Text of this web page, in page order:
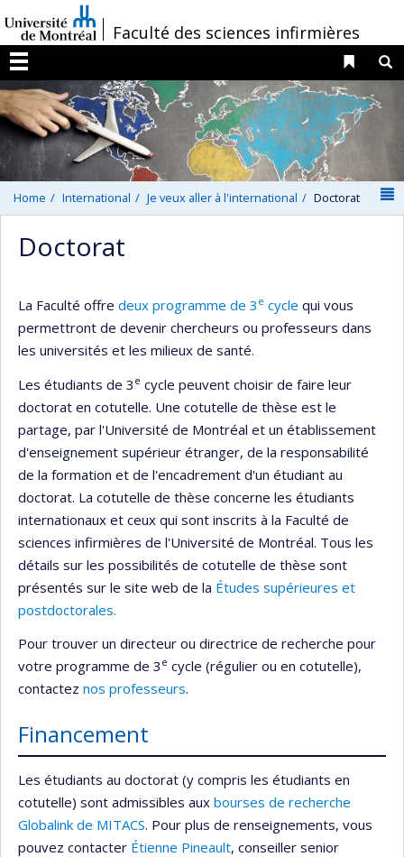
au
contenu
/Faculté des sciences infirmières
Menu
Liens
Home International Je veux aller à l'international Doctorat
Doctorat
La Faculté offre deux programme de 3 e cycle qui vous
permettront de devenir chercheurs ou professeurs dans
les universités et les milieux de santé.
Les étudiants de 3 e cycle peuvent choisir de faire leur
doctorat en cotutelle. Une cotutelle de thèse est le
partage, par l'Université de Montréal et un établissement
d'enseignement supérieur étranger, de la responsabilité
de la formation et de l'encadrement d'un étudiant au
doctorat. La cotutelle de thèse concerne les étudiants
internationaux et ceux qui sont inscrits à la Faculté de
sciences infirmières de l'Université de Montréal. Tous les
détails sur les possibilités de cotutelle de thèse sont
présentés sur le site web de la Études supérieures et
postdoctorales.
Pour trouver un directeur ou directrice de recherche pour
votre programme de 3 e cycle (régulier ou en cotutelle),
contactez nos professeurs.
Financement
Les étudiants au doctorat (y compris les étudiants en
cotutelle) sont admissibles aux bourses de recherche
Globalink de MITACS. Pour plus de renseignements, vous
pouvez contacter Étienne Pineault, conseiller senior